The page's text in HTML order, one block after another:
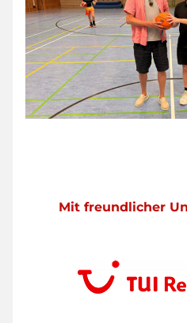
Mit freundlicher